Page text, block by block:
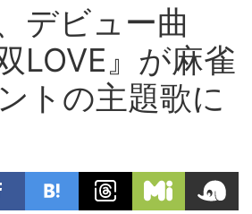
デビュー曲
LOVE』が麻雀
トの主題歌に